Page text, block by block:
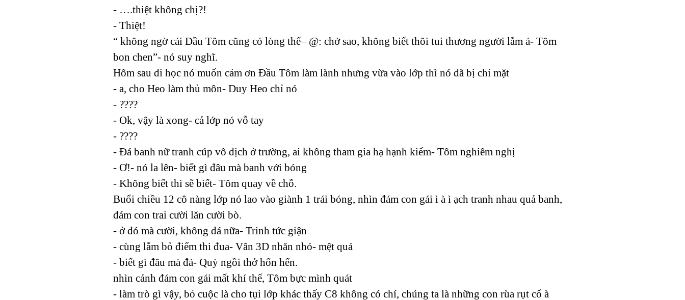
- ….thiệt không chị?!
- Thiệt!
“ không ngờ cái Đầu Tôm cũng có lòng thế– @: chớ sao, không biết thôi tui thương người lắm á- Tôm
bon chen”- nó suy nghĩ.
Hôm sau đi học nó muốn cảm ơn Đầu Tôm làm lành nhưng vừa vào lớp thì nó đã bị chỉ mặt
- a, cho Heo làm thủ môn- Duy Heo chỉ nó
- ????
- Ok, vậy là xong- cả lớp nó vỗ tay
- ????
- Đá banh nữ tranh cúp vô địch ở trường, ai không tham gia hạ hạnh kiểm- Tôm nghiêm nghị
- Ơ!- nó la lên- biết gì đâu mà banh với bóng
- Không biết thì sẽ biết- Tôm quay về chỗ.
Buổi chiều 12 cô nàng lớp nó lao vào giành 1 trái bóng, nhìn đám con gái ì à ì ạch tranh nhau quả banh,
đám con trai cười lăn cười bò.
- ở đó mà cười, không đá nữa- Trinh tức giận
- cùng lắm bỏ điểm thi đua- Vân 3D nhăn nhó- mệt quá
- biết gì đâu mà đá- Quỳ ngồi thở hổn hển.
nhìn cảnh đám con gái mất khí thế, Tôm bực mình quát
- làm trò gì vậy, bỏ cuộc là cho tụi lớp khác thấy C8 không có chí, chúng ta là những con rùa rụt cổ à